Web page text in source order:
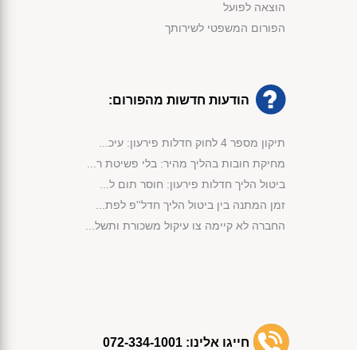
הוצאה לפועל
הפורום המשפטי לשירותך
הודעות חדשות מהפורום:
תיקון מספר 4 לחוק חדלות פירעון: עיכ...
מחיקת חובות בהליך מהיר: בלי פשיטת ר...
ביטול הליך חדלות פירעון: חוסר תום ל...
זמן המתנה בין ביטול הליך חדל''פ לפת...
החברה לא קיימה צו עיקול משכורת ותשל...
אישור הסדר הנושים לפי סעיף 87 לחוק ...
חייגו אלינו: 072-334-1001